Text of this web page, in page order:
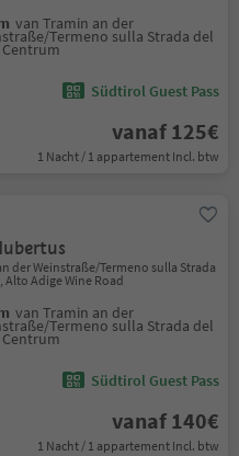
van Tramin an der
Termeno sulla Strada del
Südtirol Guest Pass
vanaf 125€
1 Nacht / 1 appartement Incl. btw
der Weinstraße/Termeno sulla Strada
Alto Adige Wine Road
van Tramin an der
Termeno sulla Strada del
Südtirol Guest Pass
vanaf 140€
1 Nacht / 1 appartement Incl. btw